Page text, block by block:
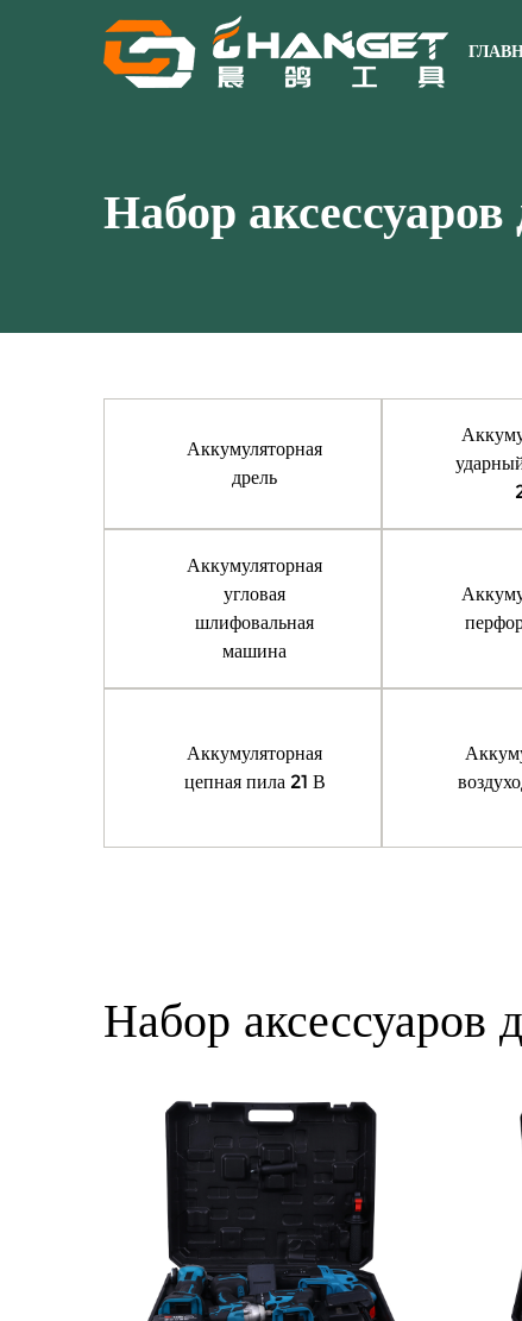
Набор
Аккумуляторная
дрель
Аккумуляторная
угловая
шлифовальная
машина
Аккумуляторная
цепная пила 21 В
Набор аксессуаров